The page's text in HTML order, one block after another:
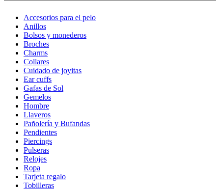
Accesorios para el pelo
Anillos
Bolsos y monederos
Broches
Charms
Collares
Cuidado de joyitas
Ear cuffs
Gafas de Sol
Gemelos
Hombre
Llaveros
Pañolería y Bufandas
Pendientes
Piercings
Pulseras
Relojes
Ropa
Tarjeta regalo
Tobilleras